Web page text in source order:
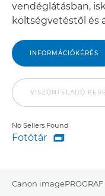
vendéglátásban,
költségvetéstől és
INFORMÁCIÓKÉRÉS
VISZONTELADÓ
No Sellers Found
Fotótár
Fotótár

Canon imagePROGRAF